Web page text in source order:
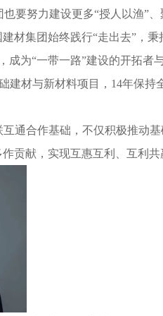
要努力建设更多“授人以渔”
材集团始终践行“走出去”，秉
成为“一带一路”建设的开拓者
建材与新材料项目，14年保持
通合作基础，不仅积极推动
贡献，实现互惠互利、互利共